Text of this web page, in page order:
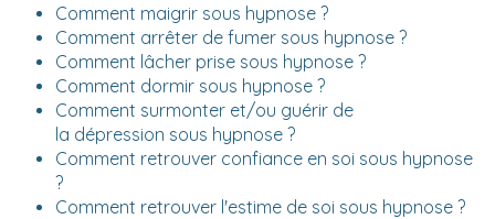
Comment maigrir sous hypnose ?
Comment arrêter de fumer sous hypnose ?
Comment lâcher prise sous hypnose ?
Comment dormir sous hypnose ?
Comment surmonter et/ou guérir de
la dépression sous hypnose ?
Comment retrouver confiance en soi sous hypnose
?
Comment retrouver l'estime de soi sous hypnose ?